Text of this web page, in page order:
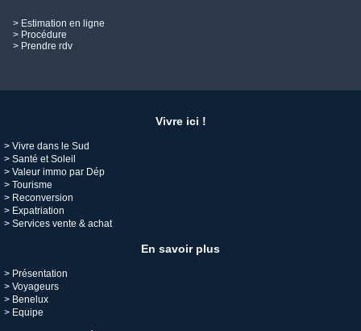
> Estimation en ligne
> Procédure
> Prendre rdv
Vivre ici !
> Vivre dans le Sud
> Santé et Soleil
> Valeur immo par Dép
> Tourisme
> Reconversion
> Expatriation
> Services vente & achat
En savoir plus
> Présentation
> Voyageurs
> Benelux
> Equipe